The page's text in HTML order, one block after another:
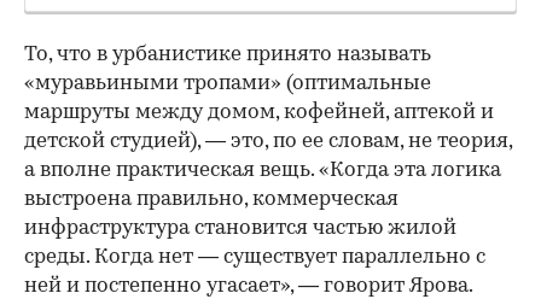
То, что в урбанистике принято называть
«муравьиными тропами» (оптимальные
маршруты между домом, кофейней, аптекой и
детской студией), — это, по ее словам, не теория,
а вполне практическая вещь. «Когда эта логика
выстроена правильно, коммерческая
инфраструктура становится частью жилой
среды. Когда нет — существует параллельно с
ней и постепенно угасает», — говорит Ярова.